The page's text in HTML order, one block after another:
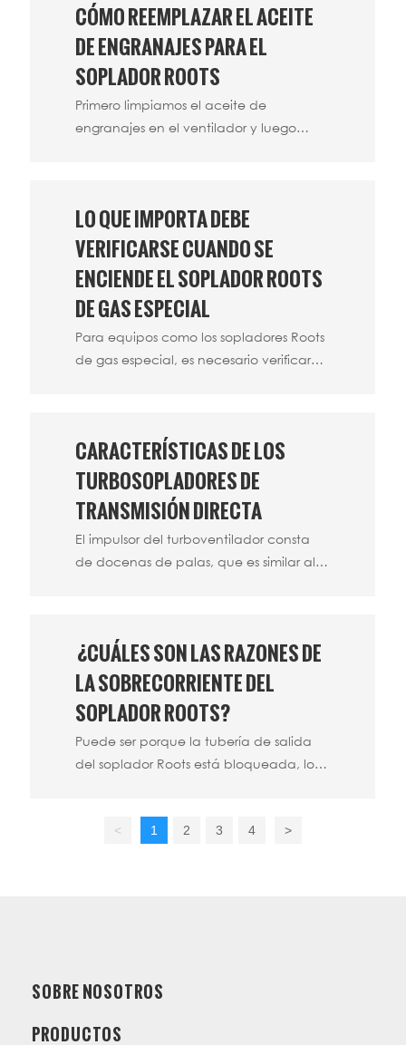
vehículo.
CÓMO REEMPLAZAR EL ACEITE
DE ENGRANAJES PARA EL
SOPLADOR ROOTS
Primero limpiamos el aceite de
engranajes en el ventilador y luego
ventilador haya estado funcionando
durante un mes, la segunda vez es
estado funcionando durante tres meses.
LO QUE IMPORTA DEBE
VERIFICARSE CUANDO SE
ENCIENDE EL SOPLADOR ROOTS
DE GAS ESPECIAL
Para equipos como los sopladores Roots
de gas especial, es necesario verificar
exterior, el funcionamiento general del
equipo también se verá afectado.
CARACTERÍSTICAS DE LOS
TURBOSOPLADORES DE
TRANSMISIÓN DIRECTA
El impulsor del turboventilador consta
de docenas de palas, que es similar al
centrífuga y se mueve hacia el borde
del impulsor,
¿CUÁLES SON LAS RAZONES DE
LA SOBRECORRIENTE DEL
SOPLADOR ROOTS?
Puede ser porque la tubería de salida
del soplador Roots está bloqueada, lo
presión, lo que sobrecarga el voltaje del
< 1 2 3 4 >
SOBRE NOSOTROS
PRODUCTOS